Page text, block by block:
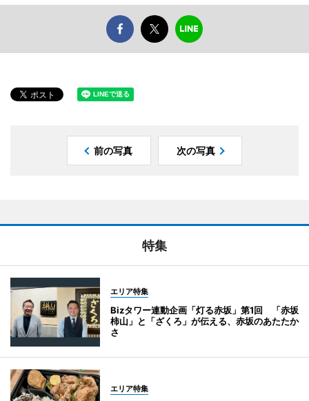
前の写真 次の写真
特集
エリア特集
Bizタワー連動企画「灯る赤坂」第1回 「赤坂
柿山」と「ざくろ」が伝える、赤坂のあたたか
さ
エリア特集